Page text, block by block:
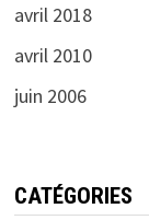
avril 2018
avril 2010
juin 2006
CATÉGORIES